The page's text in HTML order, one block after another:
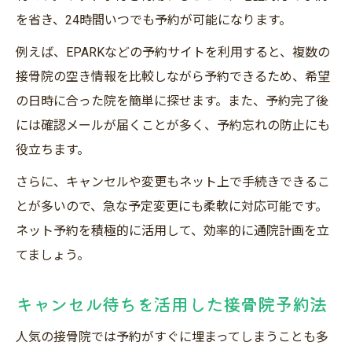
を省き、24時間いつでも予約が可能になります。
例えば、EPARKなどの予約サイトを利用すると、複数の
接骨院の空き情報を比較しながら予約できるため、希望
の日時に合った院を簡単に探せます。また、予約完了後
には確認メールが届くことが多く、予約忘れの防止にも
役立ちます。
さらに、キャンセルや変更もネット上で手続きできるこ
とが多いので、急な予定変更にも柔軟に対応可能です。
ネット予約を積極的に活用して、効率的に通院計画を立
てましょう。
キャンセル待ちを活用した接骨院予約法
人気の接骨院では予約がすぐに埋まってしまうことも多